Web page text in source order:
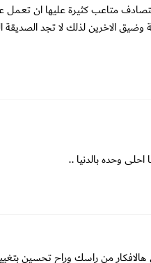
متاعب كثيرة عليها ان تعمل
الاخرين لذلك لا تجد الصديقة
وحده بالدنيا ..
من راسك وراح تحسين